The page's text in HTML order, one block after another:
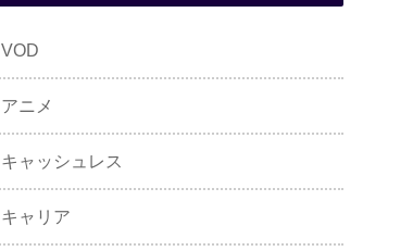
VOD
アニメ
キャッシュレス
キャリア